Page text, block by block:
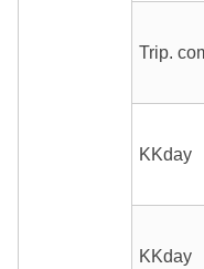
Trip.
KKday
KKday